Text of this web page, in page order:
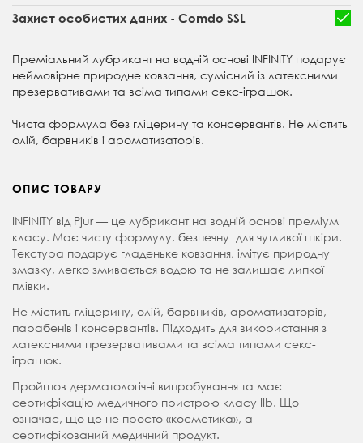
Захист особистих даних - Comdo SSL
Преміальний лубрикант на водній основі INFINITY подарує
неймовірне природне ковзання, сумісний із латексними
презервативами та всіма типами секс-іграшок.
Чиста формула без гліцерину та консервантів. Не містить
олій, барвників і ароматизаторів.
ОПИС ТОВАРУ
INFINITY від Pjur — це лубрикант на водній основі преміум
класу. Має чисту формулу, безпечну для чутливої шкіри.
Текстура подарує гладеньке ковзання, імітує природну
змазку, легко змивається водою та не залишає липкої
плівки.
Не містить гліцерину, олій, барвників, ароматизаторів,
парабенів і консервантів. Підходить для використання з
латексними презервативами та всіма типами секс-
іграшок.
Пройшов дерматологічні випробування та має
сертифікацію медичного пристрою класу IIb. Що
означає, що це не просто «косметика», а
сертифікований медичний продукт.